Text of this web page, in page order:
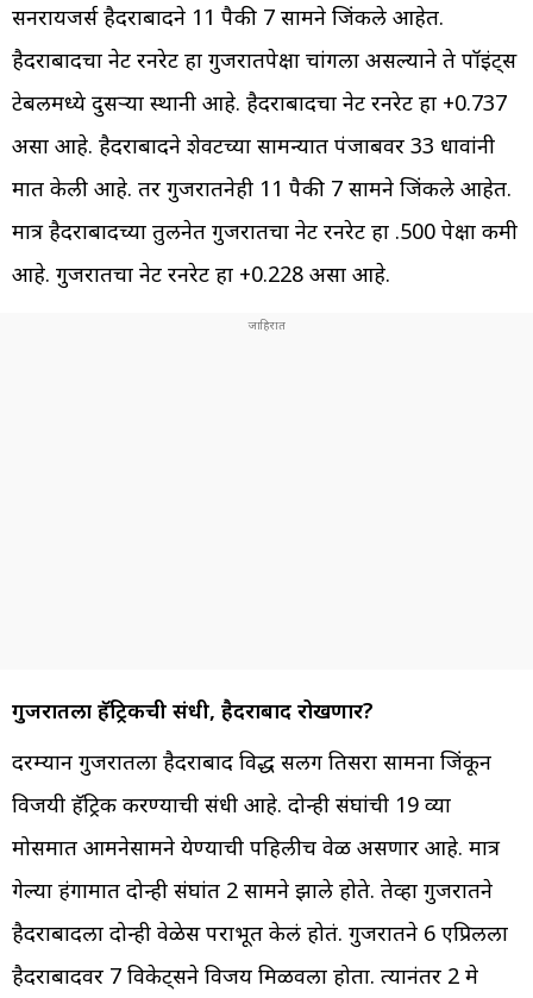
सनरायजर्स हैदराबादने 11 पैकी 7 सामने जिंकले आहेत.
हैदराबादचा नेट रनरेट हा गुजरातपेक्षा चांगला असल्याने ते पॉइंट्स
टेबलमध्ये दुसऱ्या स्थानी आहे. हैदराबादचा नेट रनरेट हा +0.737
असा आहे. हैदराबादने शेवटच्या सामन्यात पंजाबवर 33 धावांनी
मात केली आहे. तर गुजरातनेही 11 पैकी 7 सामने जिंकले आहेत.
मात्र हैदराबादच्या तुलनेत गुजरातचा नेट रनरेट हा .500 पेक्षा कमी
आहे. गुजरातचा नेट रनरेट हा +0.228 असा आहे.
गुजरातला हॅट्रिकची संधी, हैदराबाद रोखणार?
दरम्यान गुजरातला हैदराबाद विरुद्ध सलग तिसरा सामना जिंकून
विजयी हॅट्रिक करण्याची संधी आहे. दोन्ही संघांची 19 व्या
मोसमात आमनेसामने येण्याची पहिलीच वेळ असणार आहे. मात्र
गेल्या हंगामात दोन्ही संघांत 2 सामने झाले होते. तेव्हा गुजरातने
हैदराबादला दोन्ही वेळेस पराभूत केलं होतं. गुजरातने 6 एप्रिलला
हैदराबादवर 7 विकेट्सने विजय मिळवला होता. त्यानंतर 2 मे